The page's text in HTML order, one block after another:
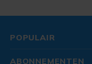
POPULAIR
ABONNEMENTEN